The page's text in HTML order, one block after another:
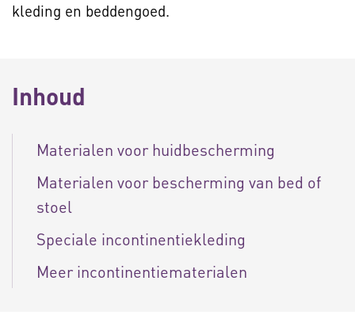
kleding en beddengoed.
Inhoud
Materialen voor huidbescherming
Materialen voor bescherming van bed of
stoel
Speciale incontinentiekleding
Meer incontinentiematerialen